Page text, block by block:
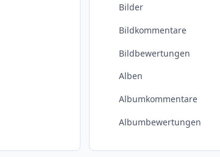
Bilder
Bildkommentare
Bildbewertungen
Alben
Albumkommentare
Albumbewertungen